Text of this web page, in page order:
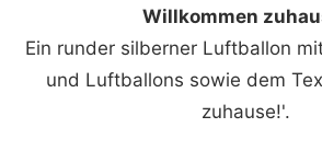
Willkommen
Ein runder silberner Luftballon
und Luftballons sowie dem
zuhause!'.